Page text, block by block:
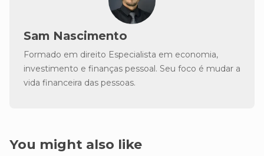
Sam Nascimento
Formado em direito Especialista em economia,
investimento e finanças pessoal. Seu foco é mudar a
vida financeira das pessoas.
You might also like